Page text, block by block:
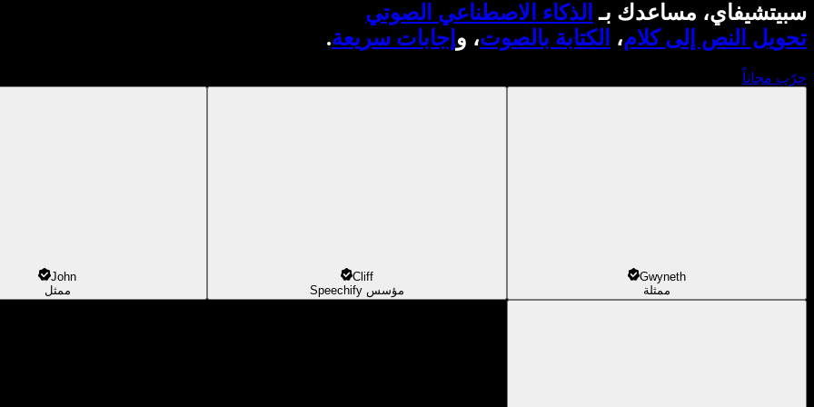
سبيتشيفاي، مساعدك بـ الذكاء الاصطناعي الصوتي
تحويل النص إلى كلام، الكتابة بالصوت، و إجابات سريعة.
جرّب مجاناً
Gwyneth
ممثلة
Cliff
مؤسس Speechify
John
ممثل